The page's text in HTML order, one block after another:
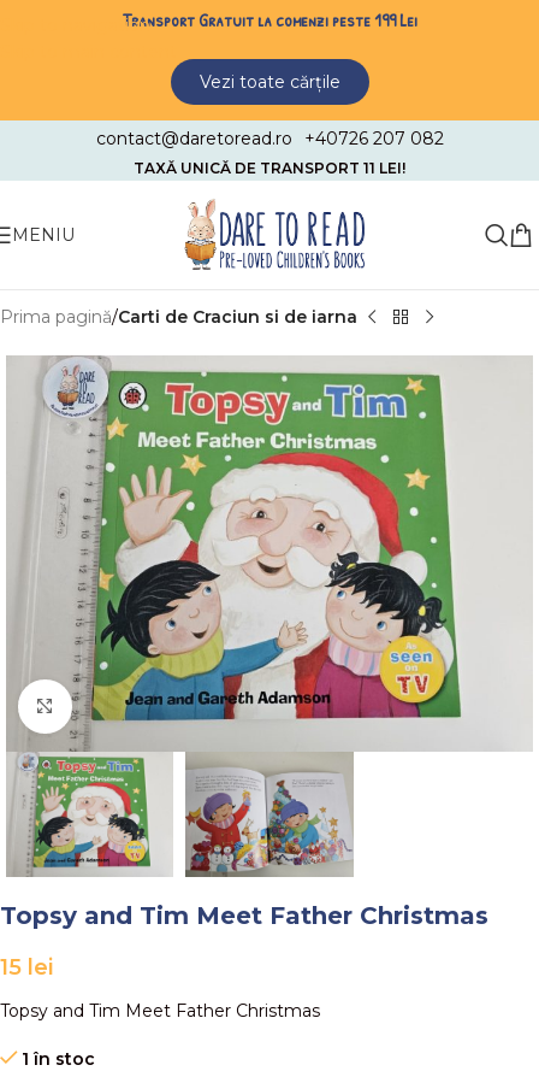
Skip to navigationTransport Gratuit la comenzi peste 199 Lei
Vezi toate cărțile
contact@daretoread.ro +40726 207 082
TAXĂ UNICĂ DE TRANSPORT 11 LEI!
MENIU
Prima pagină Carti de Craciun si de iarna
Faceți click pentru a mări
Topsy and Tim Meet Father Christmas
15 lei
Topsy and Tim Meet Father Christmas
1 în stoc